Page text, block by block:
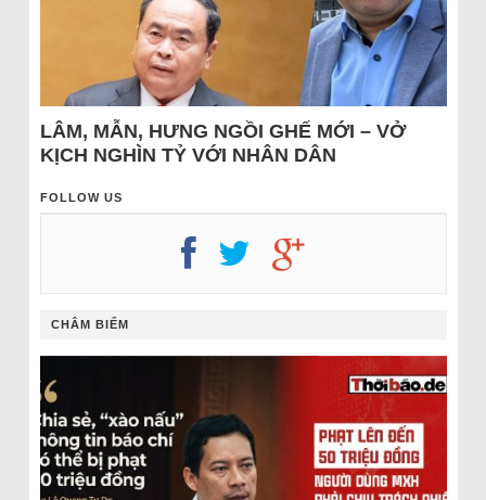
LÂM, MẪN, HƯNG NGỒI GHẾ MỚI – VỞ
KỊCH NGHÌN TỶ VỚI NHÂN DÂN
FOLLOW US
CHÂM BIẾM